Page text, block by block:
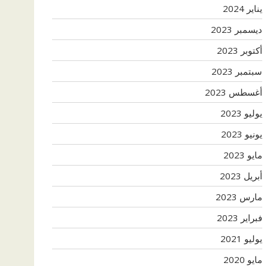
يناير 2024
ديسمبر 2023
أكتوبر 2023
سبتمبر 2023
أغسطس 2023
يوليو 2023
يونيو 2023
مايو 2023
أبريل 2023
مارس 2023
فبراير 2023
يوليو 2021
مايو 2020